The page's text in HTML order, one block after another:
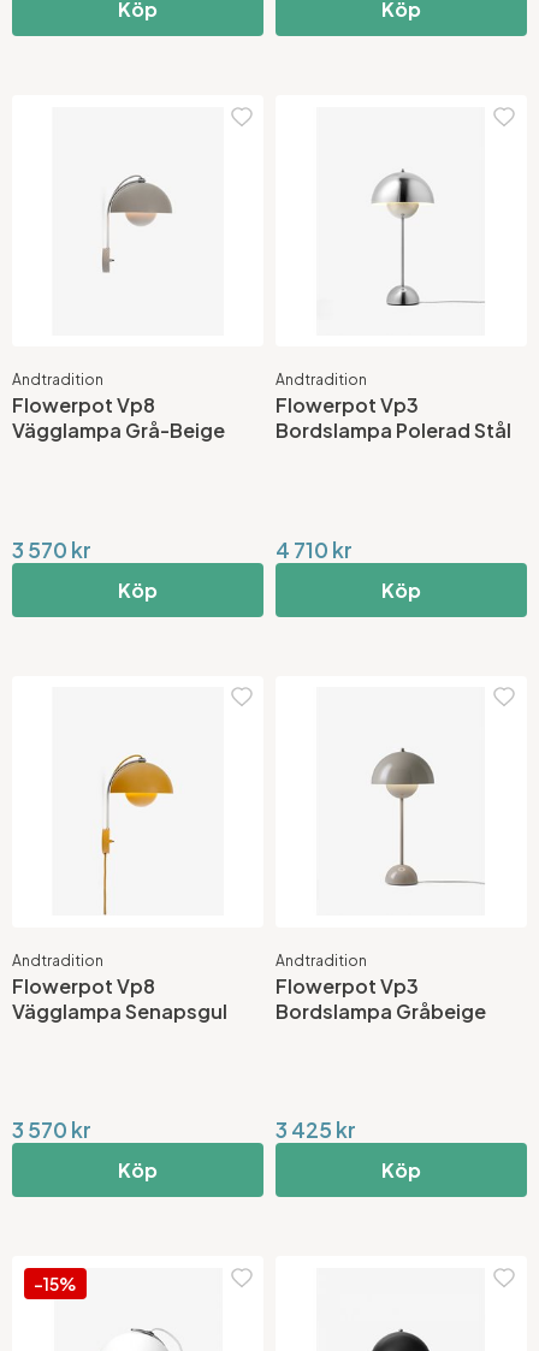
Köp Köp
Andtradition
Flowerpot Vp8
Vägglampa Grå-Beige
3 570 kr
Köp
Andtradition
Flowerpot Vp3
Bordslampa Polerad Stål
4 710 kr
Köp
Andtradition
Flowerpot Vp8
Vägglampa Senapsgul
3 570 kr
Köp
Andtradition
Flowerpot Vp3
Bordslampa Gråbeige
3 425 kr
Köp
-15%